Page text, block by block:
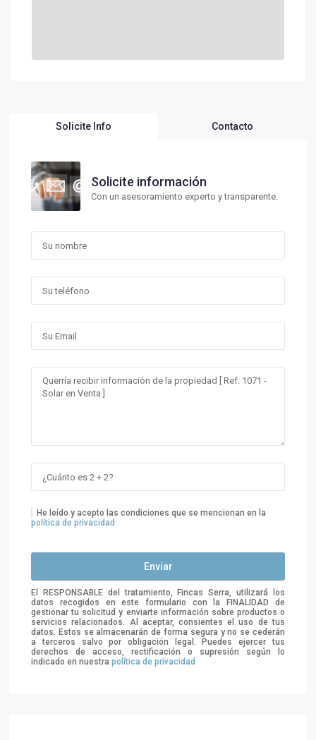
Solicite Info Contacto
Solicite información
Con un asesoramiento experto y transparente.
He leído y acepto las condiciones que se mencionan en la
política de privacidad
El RESPONSABLE del tratamiento, Fincas Serra, utilizará los
datos recogidos en este formulario con la FINALIDAD de
gestionar tu solicitud y enviarte información sobre productos o
servicios relacionados. Al aceptar, consientes el uso de tus
datos. Estos se almacenarán de forma segura y no se cederán
a terceros salvo por obligación legal. Puedes ejercer tus
derechos de acceso, rectificación o supresión según lo
indicado en nuestrapolítica de privacidad